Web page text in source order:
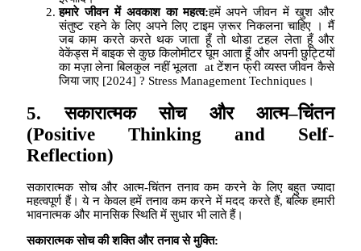
हमारे जीवन में अवकाश का महत्व:हमें अपने जीवन में खुश और
संतुष्ट रहने के लिए अपने लिए टाइम ज़रूर निकलना चाहिए
। मैं
जब काम करते करते थक जाता हूँ तो थोडा टहल लेता हूँ और
वेकेंड्स में बाइक से कुछ किलोमीटर घूम आता हूँ और अपनी छुट्टियों
का मज़ा लेना बिलकुल नहीं भूलता at टेंशन फ्री व्यस्त जीवन कैसे
जिया जाए [2024] ? Stress Management Techniques।
5.सकारात्मक सोच और आत्म–चिंतन
(Positive Thinking and Self-
Reflection)
सकारात्मक सोच और आत्म-चिंतन तनाव कम करने के लिए बहुत ज्यादा
महत्वपूर्ण हैं। ये न केवल हमें तनाव कम करने में मदद करते हैं, बल्कि हमारी
भावनात्मक और मानसिक स्थिति में सुधार भी लाते हैं।
सकारात्मक सोच की शक्ति और तनाव से मुक्ति: